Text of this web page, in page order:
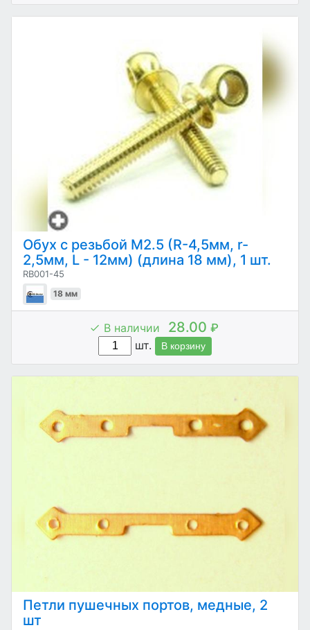
Обух с резьбой М2.5 (R-4,5мм, r-
2,5мм, L - 12мм) (длина 18 мм), 1 шт.
RB001-45
18 мм
В наличии 28.00 ₽
шт.
В корзину
Петли пушечных портов, медные, 2
шт